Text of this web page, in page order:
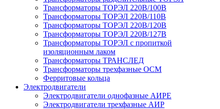
Трансформаторы ТОРЭЛ 220В/100В
Трансформаторы ТОРЭЛ 220В/110В
Трансформаторы ТОРЭЛ 220В/120В
Трансформаторы ТОРЭЛ 220В/127В
Трансформаторы ТОРЭЛ с пропиткой
изоляционным лаком
Трансформаторы ТРАНСЛЕД
Трансформаторы трехфазные ОСМ
Ферритовые кольца
Электродвигатели
Электродвигатели однофазные АИРЕ
Электродвигатели трехфазные АИР